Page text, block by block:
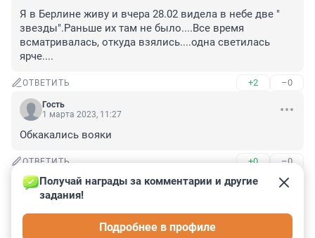
Я в Берлине живу и вчера 28.02 видела в небе две "
звезды".Раньше их там не было....Все время
всматривалась, откуда взялись....одна светилась
ярче....
ОТВЕТИТЬ +2 –0
Гость
1 марта 2023, 11:27
Обкакались вояки
ОТВЕТИТЬ +0 –0
Гость
1 марта 2023, 08:41
Над Питером что то летало, серебристого
металла,развелось же в наши дни неопознанной ...ни
Получай награды за комментарии и другие
задания!
Подробнее в профиле